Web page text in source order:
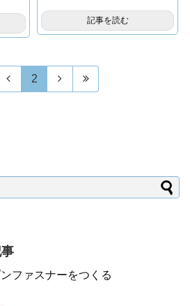
記事を読む
2
ファスナーをつくる